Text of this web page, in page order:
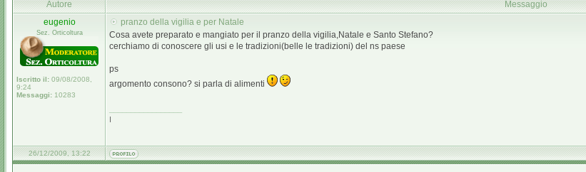
Autore
Messaggio
eugenio
Sez. Orticoltura
Iscritto il: 09/08/2008,
9:24
Messaggi: 10283
pranzo della vigilia e per Natale
Cosa avete preparato e mangiato per il pranzo della vigilia,Natale e Santo Stefano?
cerchiamo di conoscere gli usi e le tradizioni(belle le tradizioni) del ns paese
ps
argomento consono? si parla di alimenti
I
26/12/2009, 13:22